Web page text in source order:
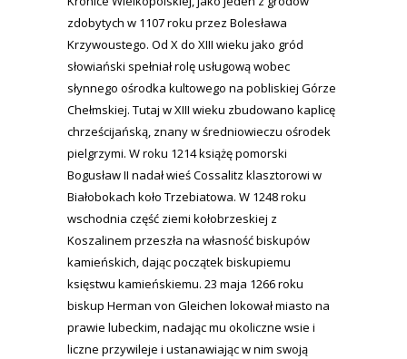
zdobytych w 1107 roku przez Bolesława
Krzywoustego. Od X do XIII wieku jako gród
słowiański spełniał rolę usługową wobec
słynnego ośrodka kultowego na pobliskiej Górze
Chełmskiej. Tutaj w XIII wieku zbudowano kaplicę
chrześcijańską, znany w średniowieczu ośrodek
pielgrzymi. W roku 1214 książę pomorski
Bogusław II nadał wieś Cossalitz klasztorowi w
Białobokach koło Trzebiatowa. W 1248 roku
wschodnia część ziemi kołobrzeskiej z
Koszalinem przeszła na własność biskupów
kamieńskich, dając początek biskupiemu
księstwu kamieńskiemu. 23 maja 1266 roku
biskup Herman von Gleichen lokował miasto na
prawie lubeckim, nadając mu okoliczne wsie i
liczne przywileje i ustanawiając w nim swoją